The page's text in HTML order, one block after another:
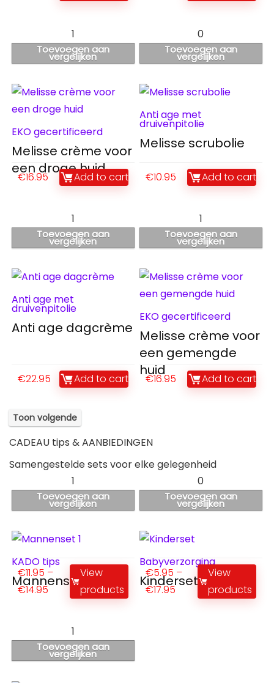
1
Toevoegen aan
vergelijken
EKO gecertificeerd
Melisse crème voor
een droge huid
€16.95 Add to cart
0
Toevoegen aan
vergelijken
Anti age met
druivenpitolie
Melisse scrubolie
€10.95 Add to cart
1
Toevoegen aan
vergelijken
Anti age met
druivenpitolie
Anti age dagcrème
€22.95 Add to cart
1
Toevoegen aan
vergelijken
EKO gecertificeerd
Melisse crème voor
een gemengde
huid
€16.95 Add to cart
Toon volgende
CADEAU tips & AANBIEDINGEN
Samengestelde sets voor elke gelegenheid
1
Toevoegen aan
vergelijken
KADO tips
Mannenset 1
€11.95 –
€14.95
View
products
0
Toevoegen aan
vergelijken
Babyverzorging
Kinderset
€5.95 –
€17.95
View
products
1
Toevoegen aan
vergelijken